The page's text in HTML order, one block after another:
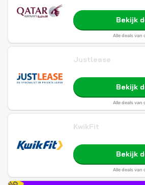
Bekijk
Alle deals van
Justlease
Bekijk
Alle deals van
KwikFit
Bekijk
Alle deals van